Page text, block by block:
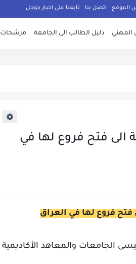
الموقع اتصل بنا تابعنا على اخبار جوجل
دليل الطالب الى الجامعة مرشحات 2022
الى فتح فروع لها في
فتح فروع لها في العراق
الجامعات والمعاهد الأكاديمية